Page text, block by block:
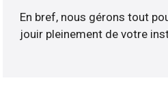
En bref, nous gérons tout
jouir pleinement de votre